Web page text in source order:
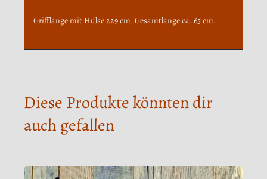
Grifflänge mit Hülse 229 cm, Gesamtlänge ca. 65 cm.
Diese Produkte könnten dir
auch gefallen